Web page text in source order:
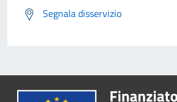
Segnala disservizio